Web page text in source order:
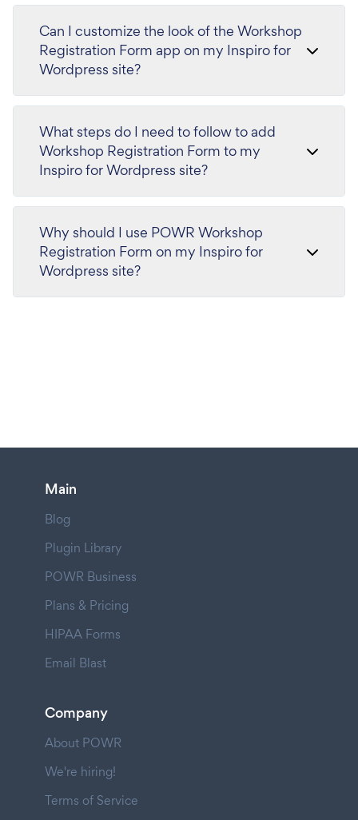
Can I customize the look of the Workshop
Registration Form app on my Inspiro for
Wordpress site?
What steps do I need to follow to add
Workshop Registration Form to my
Inspiro for Wordpress site?
Why should I use POWR Workshop
Registration Form on my Inspiro for
Wordpress site?
Main
Blog
Plugin Library
POWR Business
Plans & Pricing
HIPAA Forms
Email Blast
Company
About POWR
We're hiring!
Terms of Service